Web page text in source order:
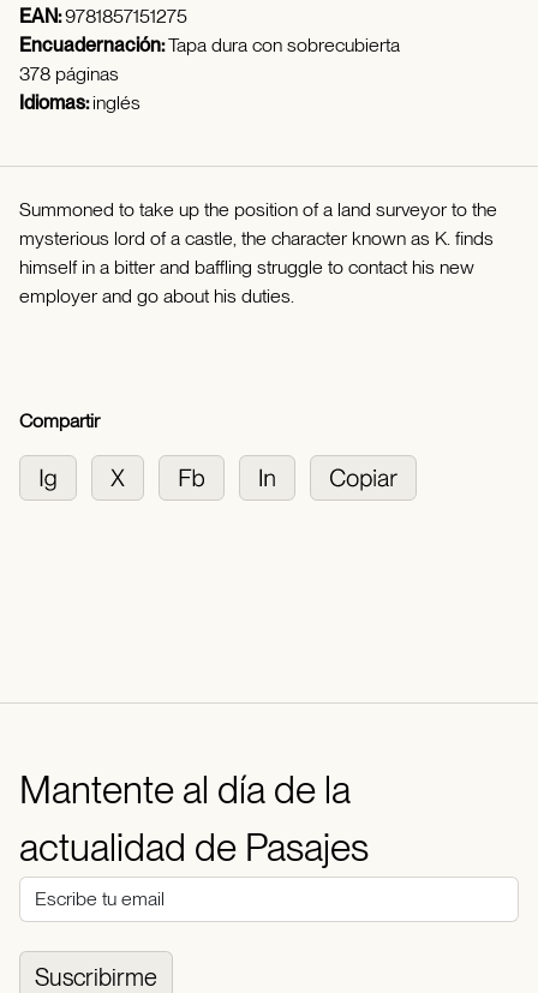
EAN:9781857151275
Encuadernación:Tapa dura con sobrecubierta
378 páginas
Idiomas:inglés
Summoned to take up the position of a land surveyor to the
mysterious lord of a castle, the character known as K. finds
himself in a bitter and baffling struggle to contact his new
employer and go about his duties.
Compartir
Mantente al día de la
actualidad de Pasajes
Suscribirme